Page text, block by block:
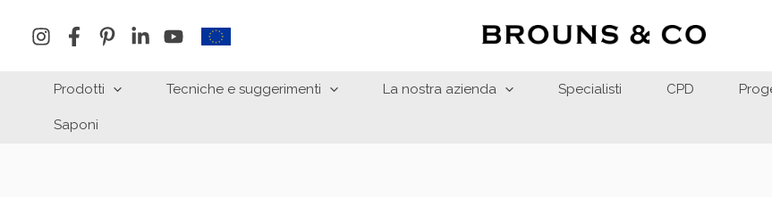
Prodotti Tecniche e suggerimenti La nostra azienda Specialisti CPD
Saponi